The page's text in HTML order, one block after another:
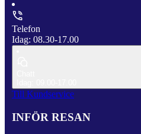
Telefon
Idag: 08.30-17.00
Till Kundservice
INFÖR RESAN